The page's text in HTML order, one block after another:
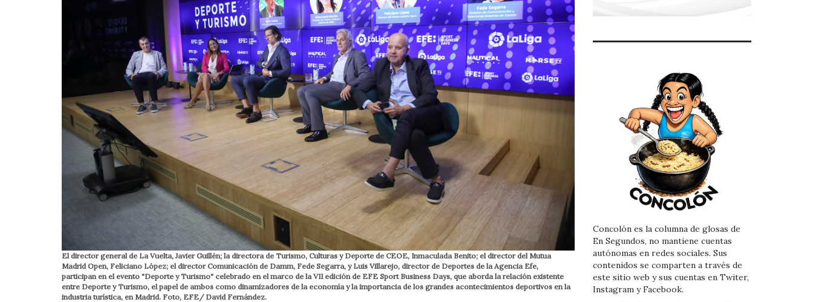
El director general de La Vuelta, Javier Guillén; la directora de Turismo, Culturas y Deporte de CEOE, Inmaculada Benito; el director del Mutua
Madrid Open, Feliciano López; el director Comunicación de Damm, Fede Segarra, y Luis Villarejo, director de Deportes de la Agencia Efe,
participan en el evento "Deporte y Turismo" celebrado en el marco de la VII edición de EFE Sport Business Days, que aborda la relación existente
entre Deporte y Turismo, el papel de ambos como dinamizadores de la economía y la importancia de los grandes acontecimientos deportivos en la
industria turística, en Madrid. Foto, EFE/ David Fernández.
Concolón es la columna de glosas de
En Segundos, no mantiene cuentas
autónomas en redes sociales. Sus
contenidos se comparten a través de
este sitio web y sus cuentas en Twiter,
Instagram y Facebook.